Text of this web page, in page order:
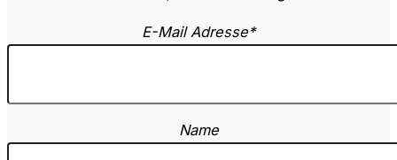
E-Mail Adresse*
Name